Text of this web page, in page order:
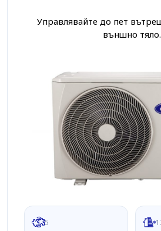
Управлявайте до пет
външно тяло.
5